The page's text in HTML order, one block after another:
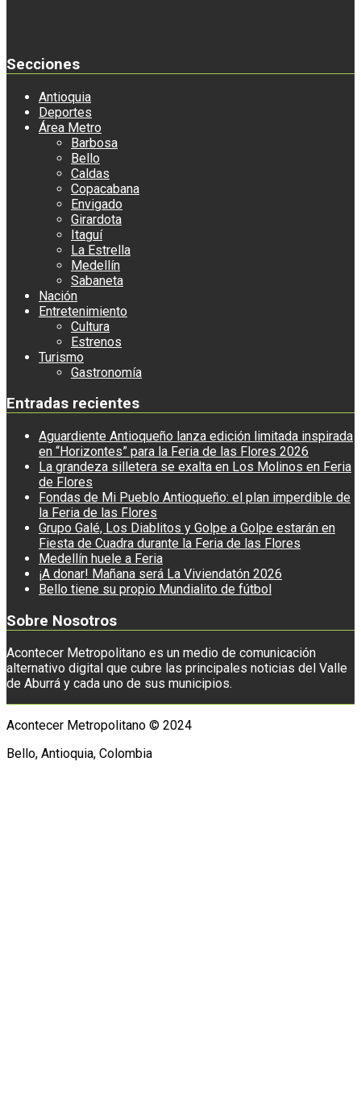
Secciones
Antioquia
Deportes
Área Metro
Barbosa
Bello
Caldas
Copacabana
Envigado
Girardota
Itaguí
La Estrella
Medellín
Sabaneta
Nación
Entretenimiento
Cultura
Estrenos
Turismo
Gastronomía
Entradas recientes
Aguardiente Antioqueño lanza edición limitada inspirada
en “Horizontes” para la Feria de las Flores 2026
La grandeza silletera se exalta en Los Molinos en Feria
de Flores
Fondas de Mi Pueblo Antioqueño: el plan imperdible de
la Feria de las Flores
Grupo Galé, Los Diablitos y Golpe a Golpe estarán en
Fiesta de Cuadra durante la Feria de las Flores
Medellín huele a Feria
¡A donar! Mañana será La Viviendatón 2026
Bello tiene su propio Mundialito de fútbol
Sobre Nosotros
Acontecer Metropolitano es un medio de comunicación
alternativo digital que cubre las principales noticias del Valle
de Aburrá y cada uno de sus municipios.
Acontecer Metropolitano © 2024
Bello, Antioquia, Colombia